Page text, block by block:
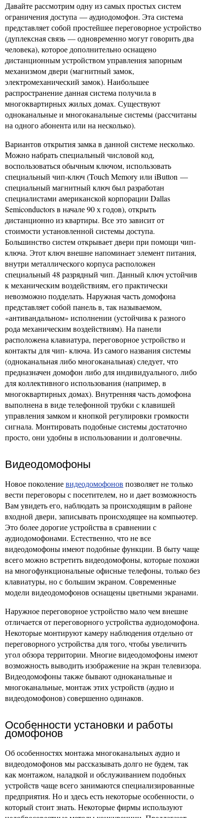
Давайте рассмотрим одну из самых простых систем
ограничения доступа — аудиодомофон. Эта система
представляет собой простейшее переговорное устройство
(дуплексная связь — одновременно могут говорить два
человека), которое дополнительно оснащено
дистанционным устройством управления запорным
механизмом двери (магнитный замок,
электромеханический замок). Наибольшее
распространение данная система получила в
многоквартирных жилых домах. Существуют
одноканальные и многоканальные системы (рассчитаны
на одного абонента или на несколько).
Вариантов открытия замка в данной системе несколько.
Можно набрать специальный числовой код,
воспользоваться обычным ключом, использовать
специальный чип-ключ (Touch Memory или iButton —
специальный магнитный ключ был разработан
специалистами американской корпорации Dallas
Semiconductors в начале 90 х годов), открыть
дистанционно из квартиры. Все это зависит от
стоимости установленной системы доступа.
Большинство систем открывает двери при помощи чип-
ключа. Этот ключ внешне напоминает элемент питания,
внутри металлического корпуса расположен
специальный 48 разрядный чип. Данный ключ устойчив
к механическим воздействиям, его практически
невозможно подделать. Наружная часть домофона
представляет собой панель в, так называемом,
«антивандальном» исполнении (устойчива к разного
рода механическим воздействиям). На панели
расположена клавиатура, переговорное устройство и
контакты для чип- ключа. Из самого названия системы
(одноканальная либо многоканальная) следует, что
предназначен домофон либо для индивидуального, либо
для коллективного использования (например, в
многоквартирных домах). Внутренняя часть домофона
выполнена в виде телефонной трубки с клавишей
управления замком и кнопкой регулировки громкости
сигнала. Монтировать подобные системы достаточно
просто, они удобны в использовании и долговечны.
Видеодомофоны
Новое поколениевидеодомофонов позволяет не только
вести переговоры с посетителем, но и дает возможность
Вам увидеть его, наблюдать за происходящим в районе
входной двери, записывать происходящее на компьютер.
Это более дорогие устройства в сравнении с
аудиодомофонами. Естественно, что не все
видеодомофоны имеют подобные функции. В быту чаще
всего можно встретить видеодомофоны, которые похожи
на многофункциональные офисные телефоны, только без
клавиатуры, но с большим экраном. Современные
модели видеодомофонов оснащены цветными экранами.
Наружное переговорное устройство мало чем внешне
отличается от переговорного устройства аудиодомофона.
Некоторые монтируют камеру наблюдения отдельно от
переговорного устройства для того, чтобы увеличить
угол обзора территории. Многие видеодомофоны имеют
возможность выводить изображение на экран телевизора.
Видеодомофоны также бывают одноканальные и
многоканальные, монтаж этих устройств (аудио и
видеодомофонов) совершенно одинаков.
Особенности установки и работы
домофонов
Об особенностях монтажа многоканальных аудио и
видеодомофонов мы рассказывать долго не будем, так
как монтажом, наладкой и обслуживанием подобных
устройств чаще всего занимаются специализированные
предприятия. Но и здесь есть некоторые особенности, о
который стоит знать. Некоторые фирмы используют